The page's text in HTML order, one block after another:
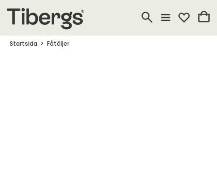
Startsida Fåtöljer